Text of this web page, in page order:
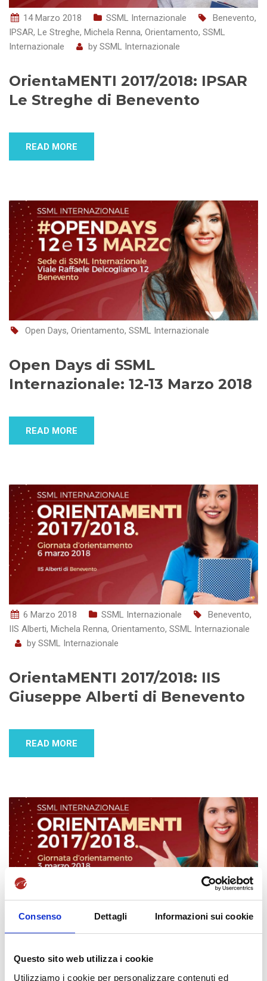
Consenso Dettagli Informazioni sui cookie
Questo sito web utilizza i cookie
Utilizziamo i cookie per personalizzare contenuti ed
14 Marzo 2018 SSML Internazionale Benevento,
IPSAR, Le Streghe, Michela Renna, Orientamento, SSML
Internazionale
by SSML Internazionale
OrientaMENTI 2017/2018: IPSAR
Le Streghe di Benevento
READ MORE
Open Days, Orientamento, SSML Internazionale
Open Days di SSML
Internazionale: 12-13 Marzo 2018
READ MORE
6 Marzo 2018 SSML Internazionale Benevento,
IIS Alberti, Michela Renna, Orientamento, SSML Internazionale
by SSML Internazionale
OrientaMENTI 2017/2018: IIS
Giuseppe Alberti di Benevento
READ MORE
SSML Internazionale,Unifortunato